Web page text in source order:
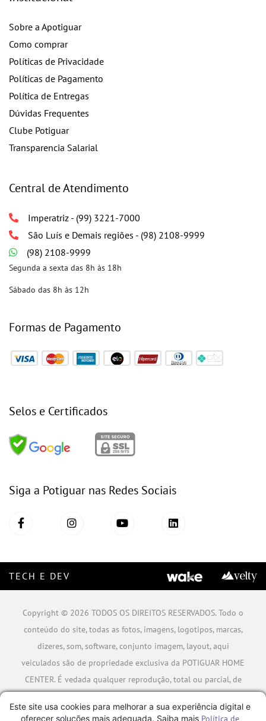
Sobre a Apotiguar
Como comprar
Políticas de Privacidade
Políticas de Pagamento
Política de Entregas
Dúvidas Frequentes
Clube Potiguar
Transparencia Salarial
Central de Atendimento
Imperatriz - (99) 3221-7000
São Luís e Demais regiões - (98) 2108-9999
(98) 2108-9999
Segunda a sexta das 8h às 18h
Sábado das 8h às 12h
Formas de Pagamento
Selos e Certificados
Siga a Potiguar nas Redes Sociais
TECH E DEV
Copyright © 2026 TODOS OS DIREITOS RESERVADOS. Todo o
conteúdo do site, todas as fotos, imagens, logotipos, marcas,
dizeres, som, software, conjunto imagem, layout, aqui
veiculados são de propriedade exclusiva da POTIGUAR HOME
CENTER. É vedada qualquer reprodução, total ou parcial, de
A violação de qualquer direito mencionado implicará na
Este site usa cookies para melhorar a sua experiência digital e
oferecer soluções mais adequada. Saiba mais Política de